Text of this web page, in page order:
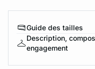
Guide des tailles
Description,
engagement